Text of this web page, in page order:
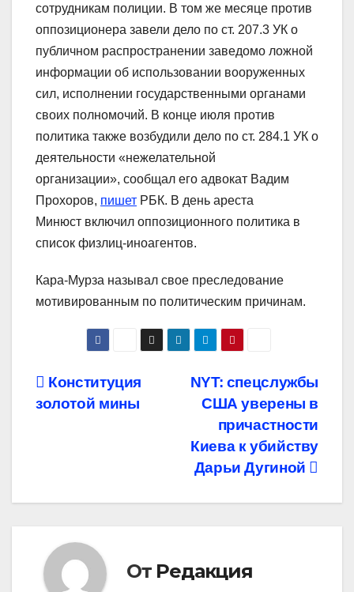
сотрудникам полиции. В том же месяце против
оппозиционера завели дело по ст. 207.3 УК о
публичном распространении заведомо ложной
информации об использовании вооруженных
сил, исполнении государственными органами
своих полномочий. В конце июля против
политика также возбудили дело по ст. 284.1 УК о
деятельности «нежелательной
организации», сообщал его адвокат Вадим
Прохоров, пишет РБК. В день ареста
Минюст включил оппозиционного политика в
список физлиц-иноагентов.
Кара-Мурза называл свое преследование
мотивированным по политическим причинам.
Навигация
NYT: спецслужбы
США уверены в
причастности
Киева к убийству
Дарьи Дугиной
Конституция
золотой мины
От Редакция